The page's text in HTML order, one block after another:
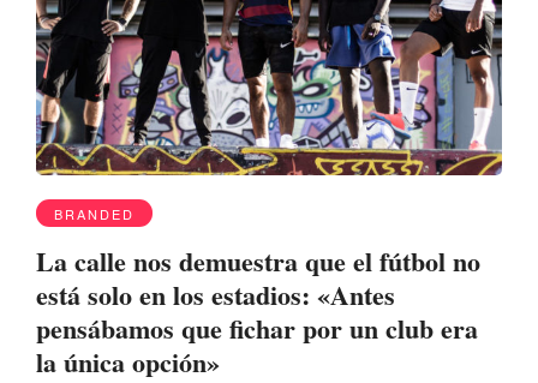
BRANDED
La calle nos demuestra que el fútbol no
está solo en los estadios: «Antes
pensábamos que fichar por un club era
la única opción»